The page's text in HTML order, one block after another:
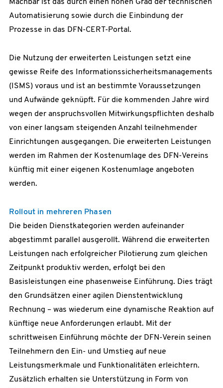
Machbar ist das durch einen hohen Grad der technischen
Automatisierung sowie durch die Einbindung der
Prozesse in das DFN-CERT-Portal.
Die Nutzung der erweiterten Leistungen setzt eine
gewisse Reife des Informationssicherheitsmanagements
(ISMS) voraus und ist an bestimmte Voraussetzungen
und Aufwände geknüpft. Für die kommenden Jahre wird
wegen der anspruchsvollen Mitwirkungspflichten deshalb
von einer langsam steigenden Anzahl teilnehmender
Einrichtungen ausgegangen. Die erweiterten Leistungen
werden im Rahmen der Kostenumlage des DFN-Vereins
künftig mit einer eigenen Kostenumlage angeboten
werden.
Rollout in mehreren Phasen
Die beiden Dienstkategorien werden aufeinander
abgestimmt parallel ausgerollt. Während die erweiterten
Leistungen nach erfolgreicher Pilotierung zum gleichen
Zeitpunkt produktiv werden, erfolgt bei den
Basisleistungen eine phasenweise Einführung. Dies trägt
den Grundsätzen einer agilen Dienstentwicklung
Rechnung – was wiederum eine dynamische Reaktion auf
künftige neue Anforderungen erlaubt. Mit der
schrittweisen Einführung möchte der DFN-Verein seinen
Teilnehmern den Ein- und Umstieg auf neue
Leistungsmerkmale und Funktionalitäten erleichtern.
Zusätzlich erhalten sie Unterstützung in Form von